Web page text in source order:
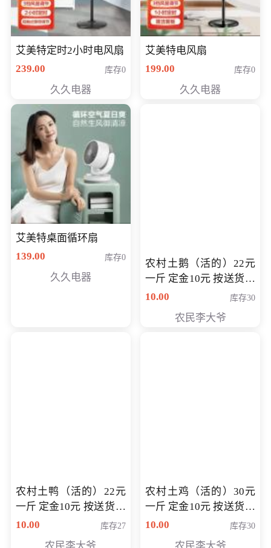
艾美特定时2小时电风扇
239.00
库存0
久久电器
艾美特电风扇
199.00
库存0
久久电器
艾美特桌面循环扇
139.00
库存0
久久电器
农村土鹅（活的）22元
一斤 定金10元 按送货交
付时秤重计算货款 定金
10.00 库存30
农民李大爷
农村土鸭（活的）22元
一斤 定金10元 按送货交
付时秤重计算货款 定金
10.00 库存27
农村土鸡（活的）30元
一斤 定金10元 按送货交
付时秤重计算货款 定金
10.00 库存30